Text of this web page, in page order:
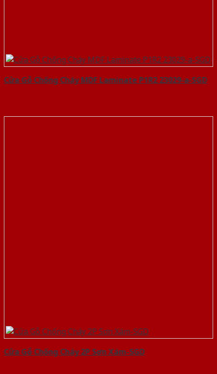
Cửa Gỗ Chống Cháy MDF Laminate P1R2 23029-a-SGD
Cửa Gỗ Chống Cháy 2P Sơn Xám-SGD